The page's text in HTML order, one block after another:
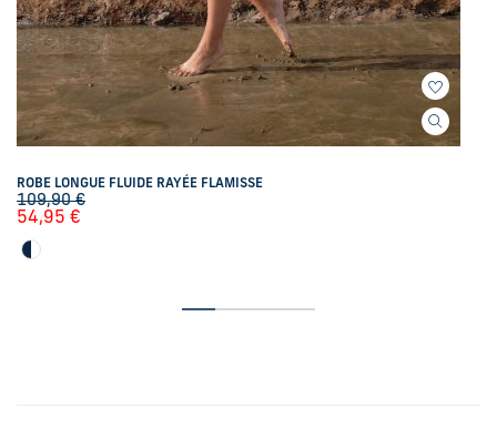
ROBE LONGUE FLUIDE RAYÉE FLAMISSE
109,90€
54,95 €